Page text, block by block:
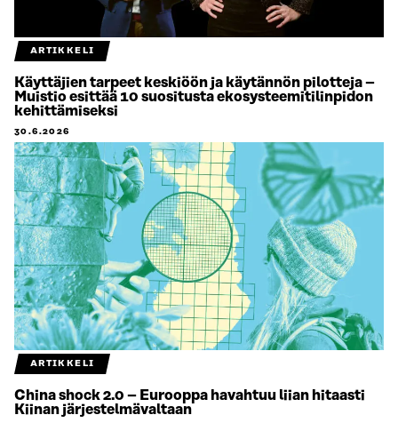
ARTIKKELI
Käyttäjien tarpeet keskiöön ja käytännön pilotteja –
Muistio esittää 10 suositusta ekosysteemitilinpidon
kehittämiseksi
30.6.2026
ARTIKKELI
China shock 2.0 – Eurooppa havahtuu liian hitaasti
Kiinan järjestelmävaltaan